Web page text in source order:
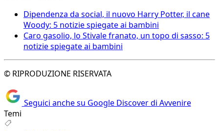
Dipendenza da social, il nuovo Harry Potter, il cane
Woody: 5 notizie spiegate ai bambini
Caro gasolio, lo Stivale franato, un topo di sasso: 5
notizie spiegate ai bambini
© RIPRODUZIONE RISERVATA
Seguici anche su Google Discover di Avvenire
Temi